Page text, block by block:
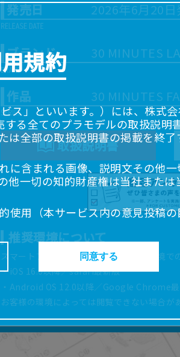
発売日 2026年6月20日
ブランド 30 MINUTES
作品 30 MINUTES
取扱説明書
推奨環境について
スマートフォン、タブレットは以下の環境で
・iOS 16.0以降／safari最新版
・Android OS 12.0以降／Google Chrome
お客様の環境によっては閲覧できない場合が
規約
ス」といいます。）には、株式
る全てのプラモデルの取扱説明
は全部の取扱説明書の掲載を終了
含まれる画像、説明文その他
他一切の知的財産権は当社また
用（本サービス内の意見投稿
。
た商品に同梱されたものと異な
容は予告なく変更される場合が
すが、取扱説明書の完全性を保
利用いただけない場合がありま
同意する